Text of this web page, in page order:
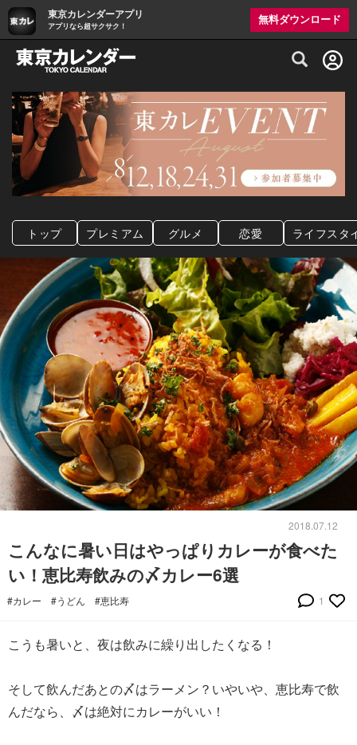
東京カレンダーアプリ
アプリなら超サクサク！
無料ダウンロード
グルメ情報・プレミアムレストラン予約
トップ プレミアム グルメ 恋愛 ライフスタ
2018.07.12
こんなに暑い日はやっぱりカレーが食べた
い！恵比寿飲みの〆カレー6選
#カレー #うどん #恵比寿 1
こうも暑いと、夜は飲みに繰り出したくなる！
そして飲んだあとの〆はラーメン？いやいや、恵比寿で飲
んだなら、〆は絶対にカレーがいい！